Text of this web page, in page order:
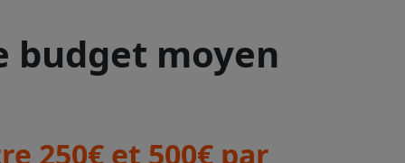
budget moyen
250€ et 500€ par